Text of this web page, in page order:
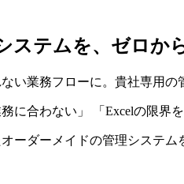
ステムを、ゼロか
い業務フローに。貴社専用
に合わない」 「Excelの限界
ーダーメイドの管理システ